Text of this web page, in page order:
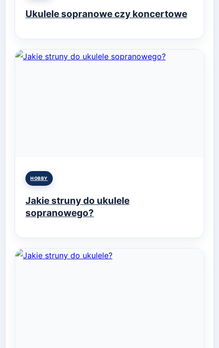
Ukulele sopranowe czy koncertowe
Posted
HOBBY
Jakie struny do ukulele
sopranowego?